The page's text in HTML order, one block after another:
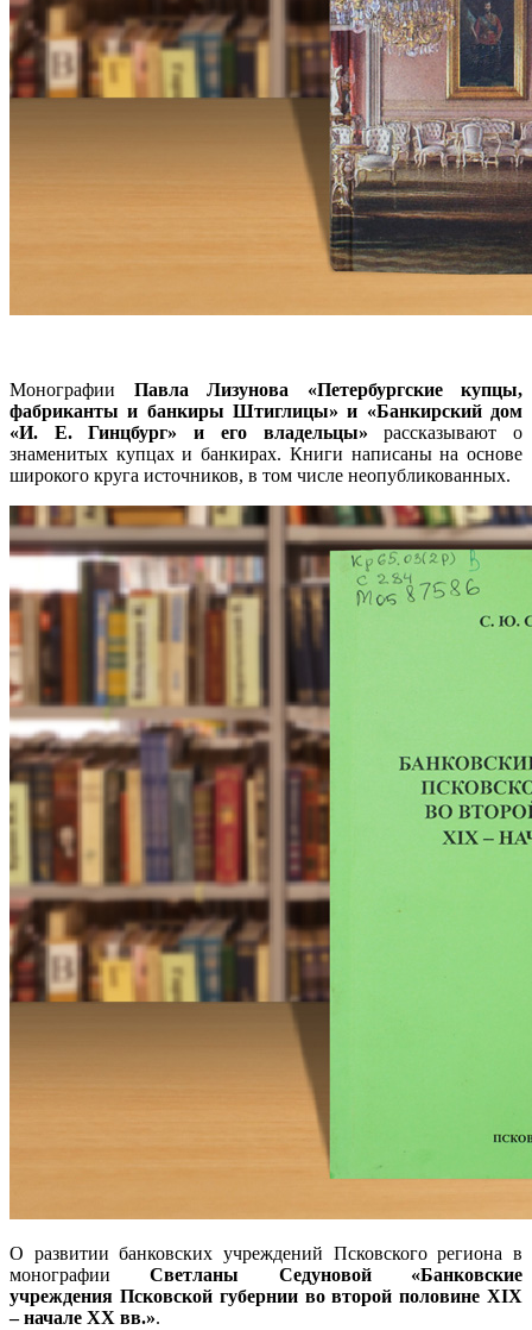
Монографии Павла Лизунова «Петербургские купцы,
фабриканты и банкиры Штиглицы» и «Банкирский дом
«И. Е. Гинцбург» и его владельцы»рассказывают о
знаменитых купцах и банкирах. Книги написаны на основе
широкого круга источников, в том числе неопубликованных.
О развитии банковских учреждений Псковского региона в
монографииСветланы Седуновой
«Банковские
учреждения Псковской губернии во второй половине XIX
– начале XX вв.».